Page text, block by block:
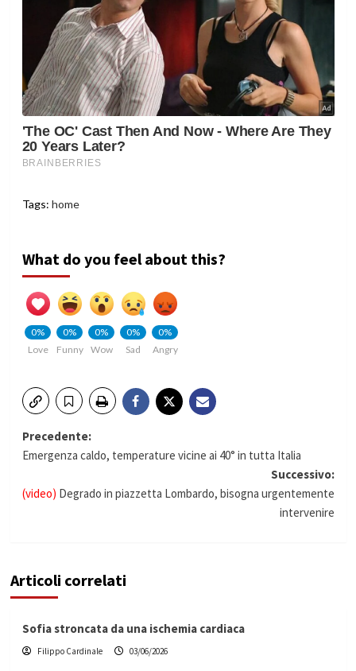
Tags: home
What do you feel about this?
0%
Love
0%
Funny
0%
Wow
0%
Sad
0%
Angry
Navigazione
articolo
Precedente:
Emergenza caldo, temperature vicine ai 40° in tutta Italia
Successivo:
(video) Degrado in piazzetta Lombardo, bisogna urgentemente
intervenire
Articoli correlati
Sofia stroncata da una ischemia cardiaca
Filippo Cardinale 03/06/2026